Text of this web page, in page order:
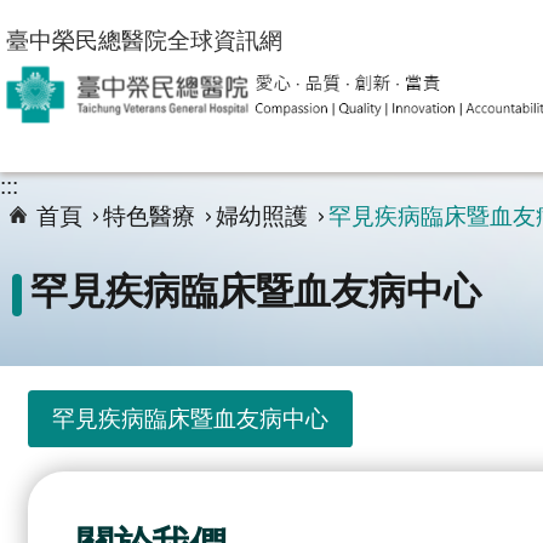
跳到主要內容區塊
臺中榮民總醫院全球資訊網
:::
首頁
特色醫療 婦幼照護 罕見疾病臨床暨血友
罕見疾病臨床暨血友病中心
罕見疾病臨床暨血友病中心